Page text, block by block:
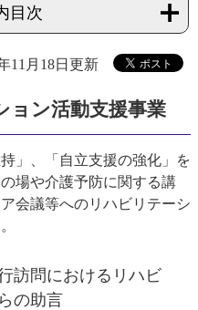
目次
11月18日更新
ョン活動支援事業
」、「自立支援の強化」を
場や介護予防に関する講
会議等へのリハビリテーシ
訪問におけるリハビ
の助言